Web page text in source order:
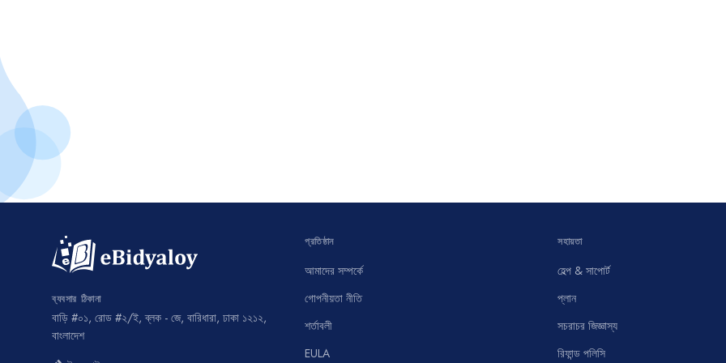
ব্যবসার ঠিকানা
বাড়ি #০১, রোড #২/ই, ব্লক - জে, বারিধারা, ঢাকা ১২১২,
বাংলাদেশ
প্রতিষ্ঠান
আমাদের সম্পর্কে
গোপনীয়তা নীতি
শর্তাবলী
EULA
সহায়তা
হেল্প & সাপোর্ট
প্লান
সচরাচর জিজ্ঞাস্য
রিফান্ড পলিসি